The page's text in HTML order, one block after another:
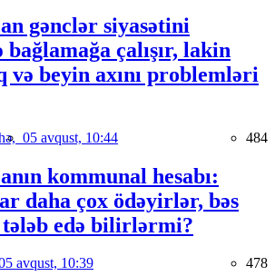
gənclər siyasətini
çalışır, lakin
və beyin axını problemləri
05 avqust, 10:44 484
kommunal hesabı:
daha çox ödəyirlər, bəs
edə bilirlərmi?
avqust, 10:39 478